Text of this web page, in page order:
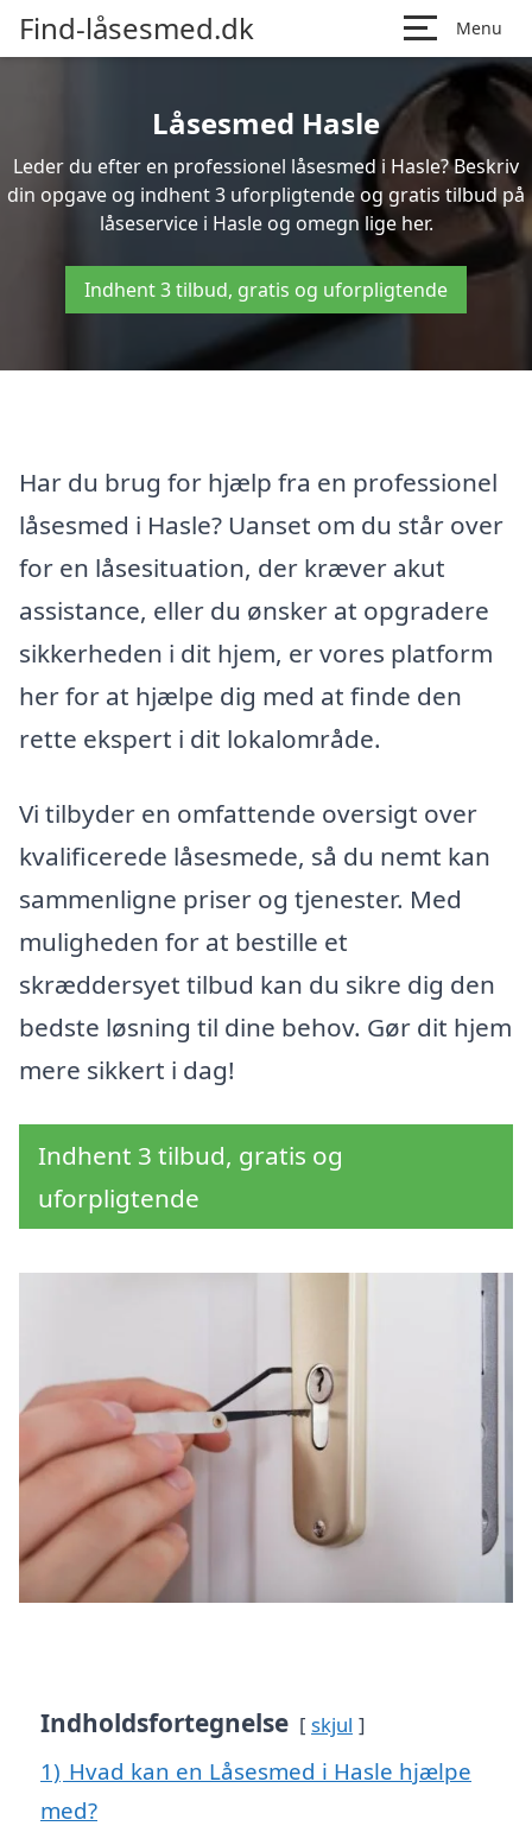
Find-låsesmed.dk Menu
Låsesmed Hasle
Leder du efter en professionel låsesmed i Hasle? Beskriv
din opgave og indhent 3 uforpligtende og gratis tilbud på
låseservice i Hasle og omegn lige her.
Indhent 3 tilbud, gratis og uforpligtende
Har du brug for hjælp fra en professionel
låsesmed i Hasle? Uanset om du står over
for en låsesituation, der kræver akut
assistance, eller du ønsker at opgradere
sikkerheden i dit hjem, er vores platform
her for at hjælpe dig med at finde den
rette ekspert i dit lokalområde.
Vi tilbyder en omfattende oversigt over
kvalificerede låsesmede, så du nemt kan
sammenligne priser og tjenester. Med
muligheden for at bestille et
skræddersyet tilbud kan du sikre dig den
bedste løsning til dine behov. Gør dit hjem
mere sikkert i dag!
Indhent 3 tilbud, gratis og
uforpligtende
Indholdsfortegnelse skjul
1) Hvad kan en Låsesmed i Hasle hjælpe
med?